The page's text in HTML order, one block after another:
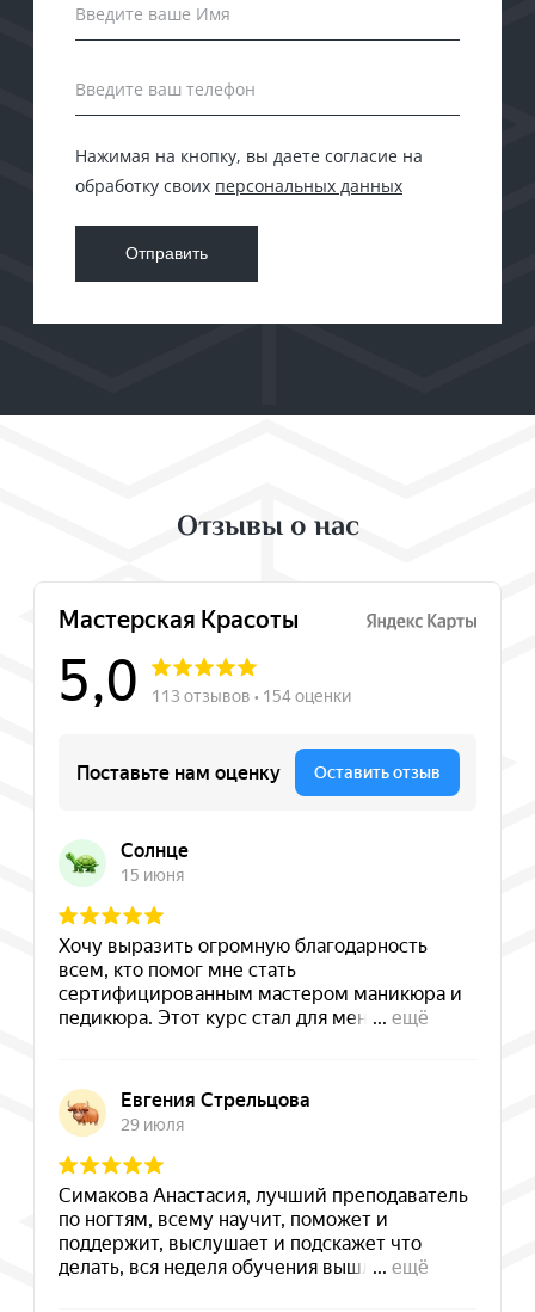
Введите ваше Имя
Введите ваш телефон
Нажимая на кнопку, вы даете согласие на
обработку своих персональных данных
Отзывы о нас